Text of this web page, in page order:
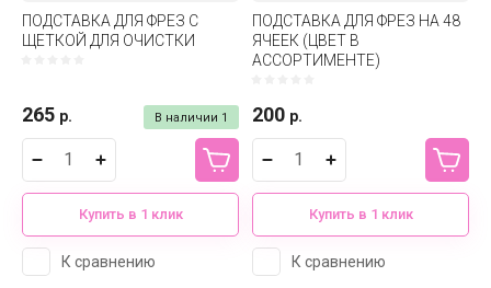
ПОДСТАВКА ДЛЯ ФРЕЗ С
ЩЕТКОЙ ДЛЯ ОЧИСТКИ
В наличии 1
265 р.
Купить в 1 клик
К сравнению
ПОДСТАВКА ДЛЯ ФРЕЗ НА 48
ЯЧЕЕК (ЦВЕТ В
АССОРТИМЕНТЕ)
200 р.
Купить в 1 клик
К сравнению